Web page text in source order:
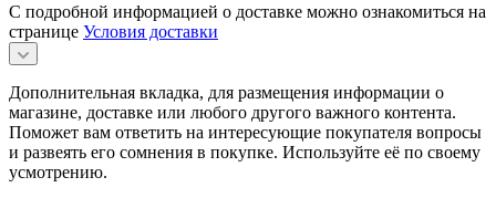
С подробной информацией о доставке можно ознакомиться на
странице Условия доставки
Дополнительная вкладка, для размещения информации о
магазине, доставке или любого другого важного контента.
Поможет вам ответить на интересующие покупателя вопросы
и развеять его сомнения в покупке. Используйте её по своему
усмотрению.